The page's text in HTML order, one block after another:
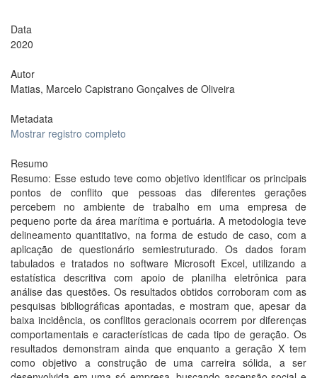
Data
2020
Autor
Matias, Marcelo Capistrano Gonçalves de Oliveira
Metadata
Mostrar registro completo
Resumo
Resumo: Esse estudo teve como objetivo identificar os principais
pontos de conflito que pessoas das diferentes gerações
percebem no ambiente de trabalho em uma empresa de
pequeno porte da área marítima e portuária. A metodologia teve
delineamento quantitativo, na forma de estudo de caso, com a
aplicação de questionário semiestruturado. Os dados foram
tabulados e tratados no software Microsoft Excel, utilizando a
estatística descritiva com apoio de planilha eletrônica para
análise das questões. Os resultados obtidos corroboram com as
pesquisas bibliográficas apontadas, e mostram que, apesar da
baixa incidência, os conflitos geracionais ocorrem por diferenças
comportamentais e características de cada tipo de geração. Os
resultados demonstram ainda que enquanto a geração X tem
como objetivo a construção de uma carreira sólida, a ser